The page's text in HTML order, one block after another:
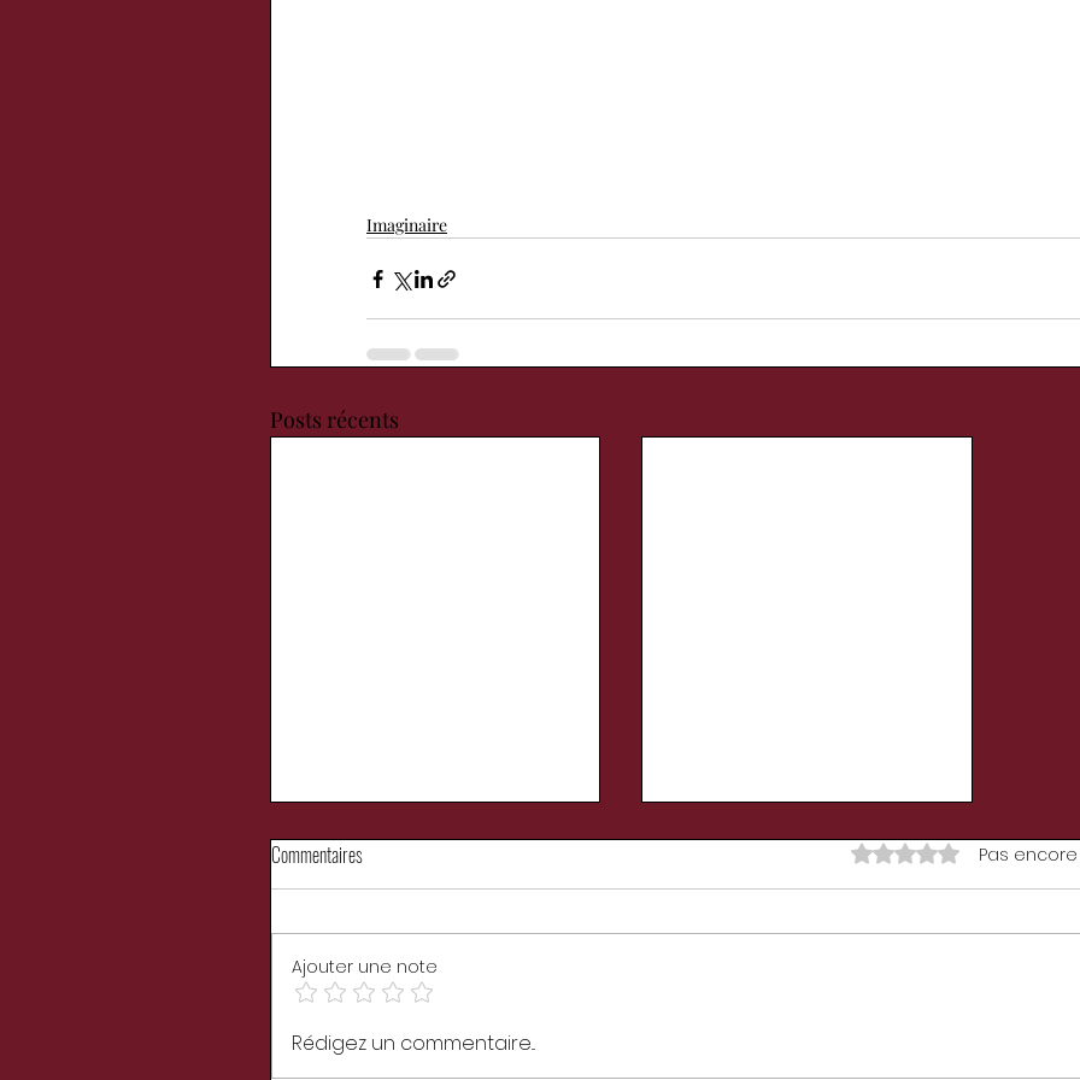
Imaginaire
Posts récents
VAMPIRE SOLITAIRE de Priscilla
LLorca
Commentaires Noté 0 étoile sur 5.
Pas
Ajouter une note
Rédigez un commentaire...